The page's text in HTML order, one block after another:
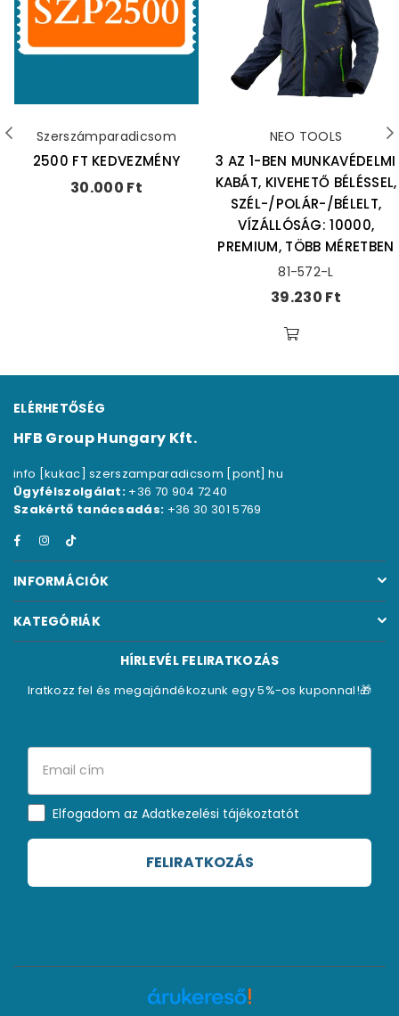
Szerszámparadicsom
2500 FT KEDVEZMÉNY
Ár
30.000 Ft
NEO TOOLS
3 AZ 1-BEN MUNKAVÉDELMI
KABÁT, KIVEHETŐ BÉLÉSSEL,
SZÉL-/POLÁR-/BÉLELT,
VÍZÁLLÓSÁG: 10000,
PREMIUM, TÖBB MÉRETBEN
81-572-L
Ár
39.230 Ft
ELÉRHETŐSÉG
HFB Group Hungary Kft.
info [kukac] szerszamparadicsom [pont] hu
Ügyfélszolgálat: +36 70 904 7240
Szakértő tanácsadás: +36 30 301 5769
FacebookInstagram
INFORMÁCIÓK
KATEGÓRIÁK
HÍRLEVÉL FELIRATKOZÁS
Iratkozz fel és megajándékozunk egy 5%-os kuponnal!🎁
Elfogadom az Adatkezelési tájékoztatót
FELIRATKOZÁS